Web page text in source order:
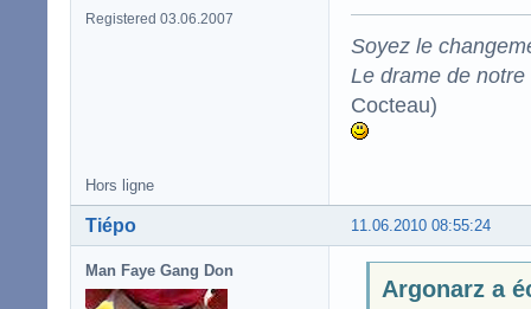
Registered 03.06.2007
Soyez le
Le drame de
Cocteau)
Hors ligne
11.06.2010 08:55:24
Tiépo
Man Faye Gang Don
Argonarz a